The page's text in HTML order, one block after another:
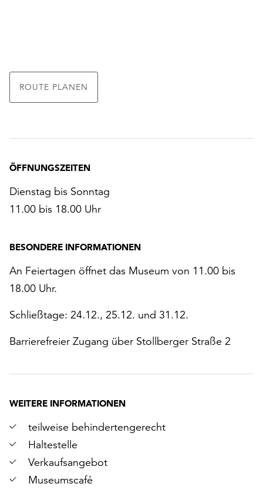
ROUTE PLANEN
ÖFFNUNGSZEITEN
Dienstag bis Sonntag
11.00 bis 18.00 Uhr
BESONDERE INFORMATIONEN
An Feiertagen öffnet das Museum von 11.00 bis
18.00 Uhr.
Schließtage: 24.12., 25.12. und 31.12.
Barrierefreier Zugang über Stollberger Straße 2
WEITERE INFORMATIONEN
teilweise behindertengerecht
Haltestelle
Verkaufsangebot
Museumscafé